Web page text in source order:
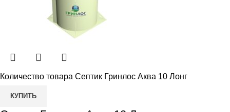
Количество товара Септик Гринлос Аква 10 Лонг
КУПИТЬ